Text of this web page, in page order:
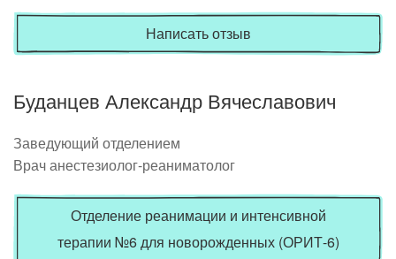
Написать отзыв
Буданцев Александр Вячеславович
Заведующий отделением
Врач анестезиолог-реаниматолог
Отделение реанимации и интенсивной
терапии №6 для новорожденных (ОРИТ-6)